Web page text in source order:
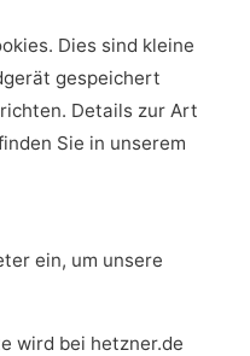
Dies sind kleine
gespeichert
Details zur Art
Sie in unserem
ein, um unsere
wird bei hetzner.de